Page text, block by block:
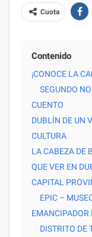
Cuota
Contenido
¡CONOCE LA
SEGUNDO
CUENTO
DUBLÍN DE UN
CULTURA
LA CABEZA DE
QUE VER EN
CAPITAL
EPIC –
EMANCIPADOR
DISTRITO DE